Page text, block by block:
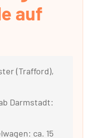
auf
(Trafford),
Darmstadt:
ca. 15